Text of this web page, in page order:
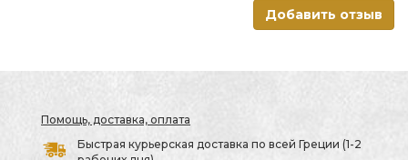
Добавить отзыв
Помощь, доставка, оплата
Быстрая курьерская доставка по всей Греции (1-2